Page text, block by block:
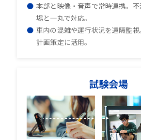
本部と映像・音声で常時連携。
場と一丸で対応。
車内の混雑や運行状況を遠隔監
計画策定に活用。
試験会場